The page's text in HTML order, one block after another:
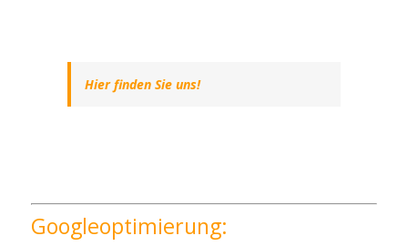
Hier finden Sie uns!
Googleoptimierung: